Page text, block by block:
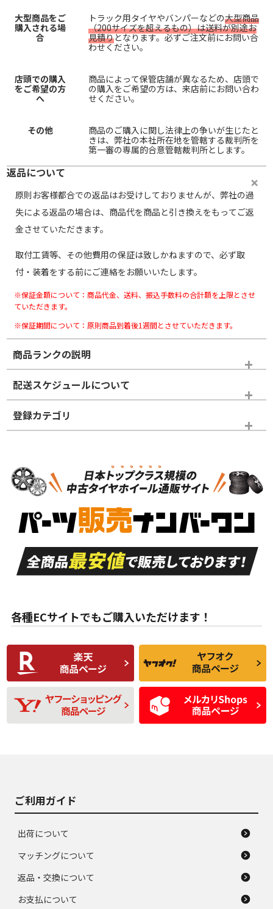
大型商品をご
購入される場
合
トラック用タイヤやバンパーなどの大型商品
（200サイズを超えるもの）は送料が別途お
見積りとなります。必ずご注文前にお問い合
わせください。
店頭での購入
をご希望の方
へ
商品によって保管店舗が異なるため、店頭で
の購入をご希望の方は、来店前にお問い合わ
せください。
その他
商品のご購入に関し法律上の争いが生じたと
きは、弊社の本社所在地を管轄する裁判所を
第一審の専属的合意管轄裁判所とします。
返品について
原則お客様都合での返品はお受けしておりませんが、弊社の過
失による返品の場合は、商品代を商品と引き換えをもってご返
金させていただきます。
取付工賃等、その他費用の保証は致しかねますので、必ず取
付・装着をする前にご連絡をお願いいたします。
※保証金額について：商品代金、送料、振込手数料の合計額を上限とさせ
ていただきます。
※保証期間について：原則商品到着後1週間とさせていただきます。
商品ランクの説明
※商品ランクは出品者の主観により判断しておりますので、あら
かじめご了承ください。
ホイールランク
S
品）
S
新車外し品（新古
付き
A
走行距離も少なく、
目立つ傷もほとんど
ない中古品
A
走行距離も少なく、
非常に状態の良い中
古品
な中古品
んどない中古品
C
比較的きれいな中古
品
C
られるが、使用に問
題のない中古品
D
使用感や目立つ傷が
あり、一般的な中古
品
D
残り溝も少なく、偏
磨耗がみられ、短期
間使用できるくらい
の中古品
配送スケジュールについて
登録カテゴリ
スタッドレスタイヤのみ
各種ECサイトでもご購入いただけます！
ご利用ガイド
出荷について
マッチングについて
返品・交換について
お支払について